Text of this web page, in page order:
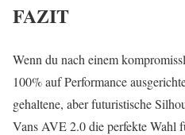
FAZIT
Wenn du nach einem
100% auf Performance
gehaltene, aber futuristische
Vans AVE 2.0 die perfekte Wahl